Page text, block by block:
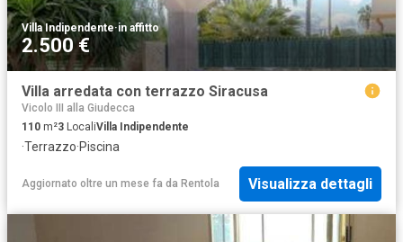
Villa Indipendente·in affitto
2.500 €
Villa arredata con terrazzo Siracusa
Vicolo III alla Giudecca
110 m²3 LocaliVilla Indipendente
·Terrazzo·Piscina
Aggiornato oltre un mese fa da Rentola Visualizza dettagli